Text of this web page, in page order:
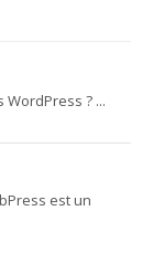
WordPress ? ...
est un